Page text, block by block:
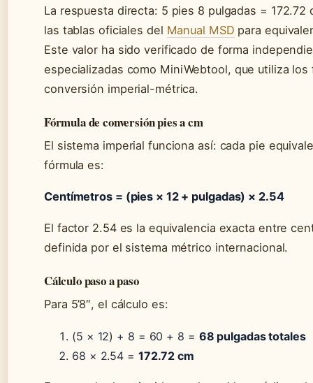
La respuesta directa: 5 pies 8 pulgadas =
las tablas oficiales del Manual MSD para
Este valor ha sido verificado de forma
especializadas como MiniWebtool, que utiliza
conversión imperial-métrica.
Fórmula de conversión pies a cm
El sistema imperial funciona así: cada pie
fórmula es:
Centímetros = (pies × 12 + pulgadas) × 2.54
El factor 2.54 es la equivalencia exacta entre
definida por el sistema métrico internacional.
Cálculo paso a paso
Para 5’8″, el cálculo es:
(5 × 12) + 8 = 60 + 8 = 68 pulgadas totales
68 × 2.54 = 172.72 cm